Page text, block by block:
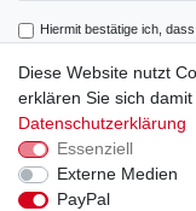
Hiermit bestätige ich,
Einwilligung kann ich
Widerrufs­recht
Diese Website nutzt
erklären Sie sich
Datenschutzerklärung
Essenziell
Externe Medien
PayPal